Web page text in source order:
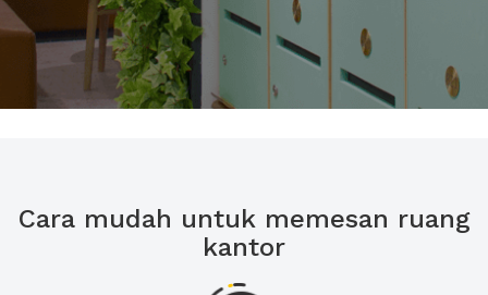
Cara mudah untuk memesan ruang
kantor